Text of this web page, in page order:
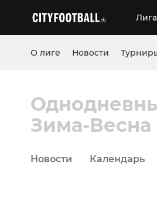
Лига
О лиге Новости
Зима-Весна
Новости Календарь